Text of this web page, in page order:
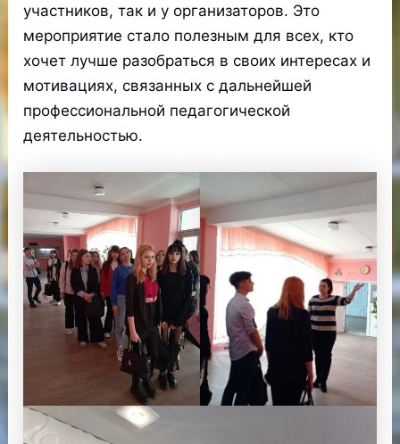
участников, так и у организаторов. Это
мероприятие стало полезным для всех, кто
хочет лучше разобраться в своих интересах и
мотивациях, связанных с дальнейшей
профессиональной педагогической
деятельностью.